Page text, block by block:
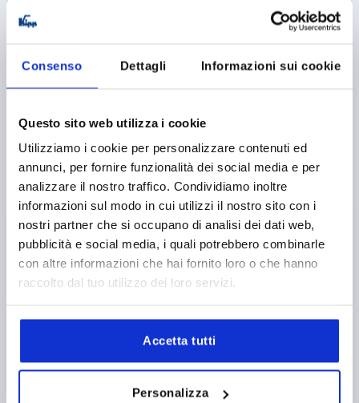
Consenso Dettagli Informazioni sui cookie
Questo sito web utilizza i cookie
Utilizziamo i cookie per personalizzare contenuti ed
annunci, per fornire funzionalità dei social media e per
analizzare il nostro traffico. Condividiamo inoltre
informazioni sul modo in cui utilizzi il nostro sito con i
nostri partner che si occupano di analisi dei dati web,
pubblicità e social media, i quali potrebbero combinarle
con altre informazioni che hai fornito loro o che hanno
raccolto dal tuo utilizzo dei loro servizi.
Accetta tutti
Personalizza
1) Piastra di fissaggio
K0237
MANIGLIA A STAFFA SU UN LATO, A=20, L=156,
D=M06X55 RESINA TERMOPLASTICA COMP:ACCIAIO
INOX
DISTANZA DEI FORI=20
FORO DI MONTAGGIO=M6X55
LUNGHEZZA=156
CAPACITÀ DI CARICO N =1000
B=36
D1=24
H=58 L1=22 T=40
Numero d’ordine: K0237.15606
22,63 €